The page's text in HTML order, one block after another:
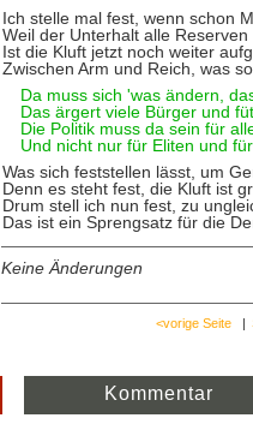
Ich stelle mal fest, wenn schon
Weil der Unterhalt alle Reserven
Ist die Kluft jetzt noch weiter
Zwischen Arm und Reich, was
Da muss sich 'was ändern,
Das ärgert viele Bürger und
Die Politik muss da sein für
Und nicht nur für Eliten und
Was sich feststellen lässt, um
Denn es steht fest, die Kluft ist
Drum stell ich nun fest, zu
Das ist ein Sprengsatz für die
Keine Änderungen
<vorige Seite |
Kommentar